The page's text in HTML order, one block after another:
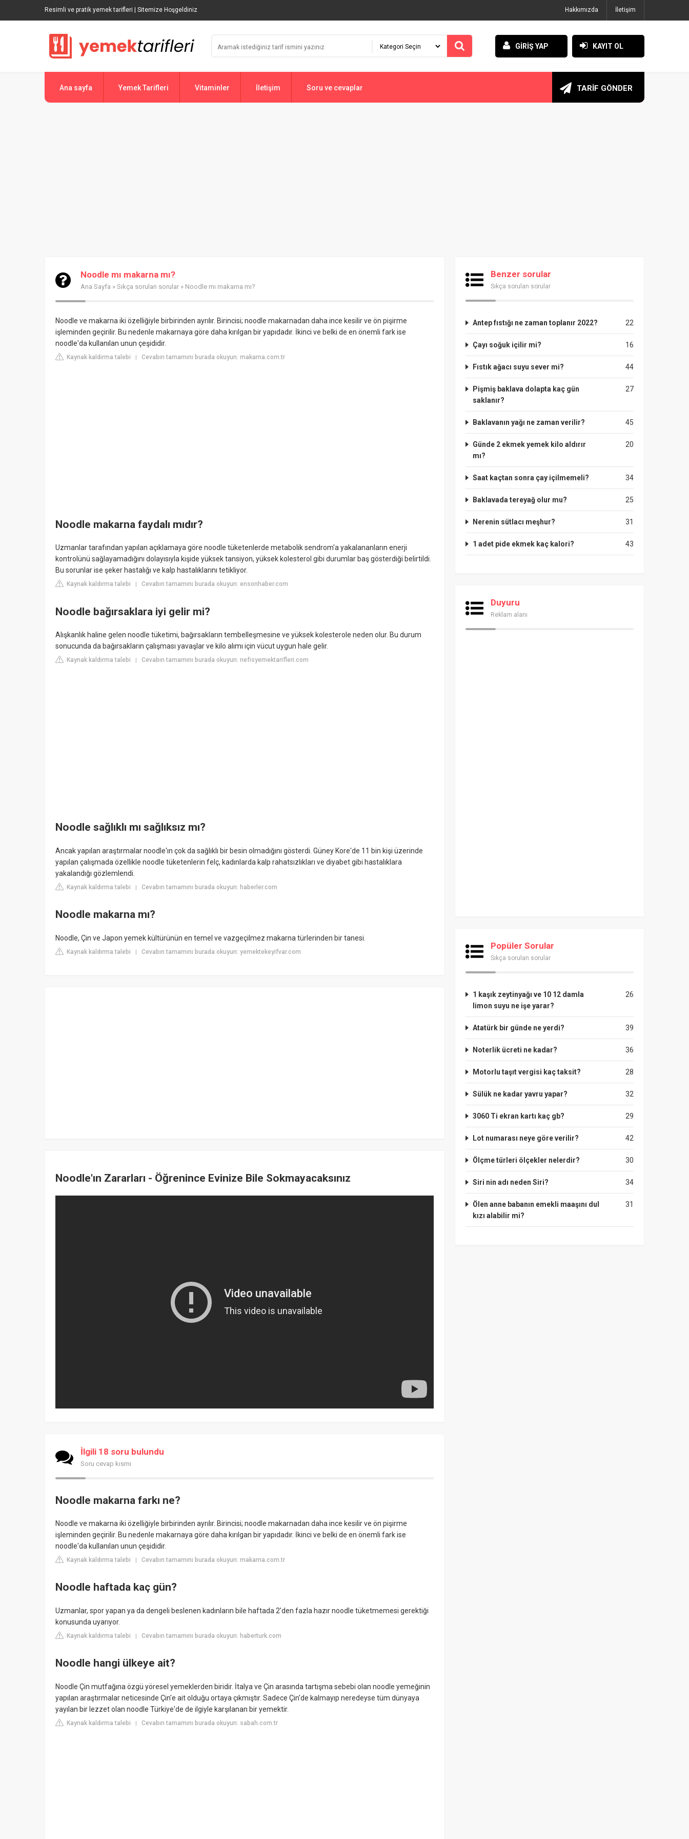
Resimli ve pratik yemek tarifleri | Sitemize Hoşgeldiniz Hakkımızda İletişim
GİRİŞ YAP KAYIT OL
Ana sayfa Yemek Tarifleri Vitaminler İletişim Soru ve cevaplar TARİF GÖNDER
Noodle mı makarna mı?
Ana Sayfa » Sıkça sorulan sorular » Noodle mı makarna mı?
Noodle ve makarna iki özelliğiyle birbirinden ayrılır. Birincisi; noodle makarnadan daha ince kesilir ve ön pişirme
işleminden geçirilir. Bu nedenle makarnaya göre daha kırılgan bir yapıdadır. İkinci ve belki de en önemli fark ise
noodle'da kullanılan unun çeşididir.
Kaynak kaldırma talebi | Cevabın tamamını burada okuyun: makarna.com.tr
Noodle makarna faydalı mıdır?
Uzmanlar tarafından yapılan açıklamaya göre noodle tüketenlerde metabolik sendrom'a yakalananların enerji
kontrolünü sağlayamadığını dolayısıyla kişide yüksek tansiyon, yüksek kolesterol gibi durumlar baş gösterdiği belirtildi.
Bu sorunlar ise şeker hastalığı ve kalp hastalıklarını tetikliyor.
Kaynak kaldırma talebi Cevabın tamamını burada okuyun: ensonhaber.com
Noodle bağırsaklara iyi gelir mi?
Alışkanlık haline gelen noodle tüketimi, bağırsakların tembelleşmesine ve yüksek kolesterole neden olur. Bu durum
sonucunda da bağırsakların çalışması yavaşlar ve kilo alımı için vücut uygun hale gelir.
Kaynak kaldırma talebi Cevabın tamamını burada okuyun: nefisyemektarifleri.com
Noodle sağlıklı mı sağlıksız mı?
Ancak yapılan araştırmalar noodle'ın çok da sağlıklı bir besin olmadığını gösterdi. Güney Kore'de 11 bin kişi üzerinde
yapılan çalışmada özellikle noodle tüketenlerin felç, kadınlarda kalp rahatsızlıkları ve diyabet gibi hastalıklara
yakalandığı gözlemlendi.
Kaynak kaldırma talebi | Cevabın tamamını burada okuyun: haberler.com
Noodle makarna mı?
Noodle, Çin ve Japon yemek kültürünün en temel ve vazgeçilmez makarna türlerinden bir tanesi.
Kaynak kaldırma talebi | Cevabın tamamını burada okuyun: yemektekeyifvar.com
Noodle'ın Zararları - Öğrenince Evinize Bile Sokmayacaksınız
İlgili 18 soru bulundu
Soru cevap kısmı
Noodle makarna farkı ne?
Noodle ve makarna iki özelliğiyle birbirinden ayrılır. Birincisi; noodle makarnadan daha ince kesilir ve ön pişirme
işleminden geçirilir. Bu nedenle makarnaya göre daha kırılgan bir yapıdadır. İkinci ve belki de en önemli fark ise
noodle'da kullanılan unun çeşididir.
Kaynak kaldırma talebi | Cevabın tamamını burada okuyun: makarna.com.tr
Noodle haftada kaç gün?
Uzmanlar, spor yapan ya da dengeli beslenen kadınların bile haftada 2'den fazla hazır noodle tüketmemesi gerektiği
konusunda uyarıyor.
Kaynak kaldırma talebi | Cevabın tamamını burada okuyun: haberturk.com
Noodle hangi ülkeye ait?
Noodle Çin mutfağına özgü yöresel yemeklerden biridir. İtalya ve Çin arasında tartışma sebebi olan noodle yemeğinin
yapılan araştırmalar neticesinde Çin'e ait olduğu ortaya çıkmıştır. Sadece Çin'de kalmayıp neredeyse tüm dünyaya
yayılan bir lezzet olan noodle Türkiye'de de ilgiyle karşılanan bir yemektir.
Kaynak kaldırma talebi | Cevabın tamamını burada okuyun: sabah.com.tr
Benzer sorular
Sıkça sorulan sorular
22
Antep fıstığı ne zaman toplanır 2022?
16
Çayı soğuk içilir mi?
44
Fıstık ağacı suyu sever mi?
27
Pişmiş baklava dolapta kaç gün
saklanır?
45
Baklavanın yağı ne zaman verilir?
20
Günde 2 ekmek yemek kilo aldırır
mı?
34
Saat kaçtan sonra çay içilmemeli?
25
Baklavada tereyağ olur mu?
31
Nerenin sütlacı meşhur?
43
1 adet pide ekmek kaç kalori?
Duyuru
Reklam alanı
Popüler Sorular
Sıkça sorulan sorular
26
1 kaşık zeytinyağı ve 10 12 damla
limon suyu ne işe yarar?
39
Atatürk bir günde ne yerdi?
36
Noterlik ücreti ne kadar?
28
Motorlu taşıt vergisi kaç taksit?
32
Sülük ne kadar yavru yapar?
29
3060 Ti ekran kartı kaç gb?
42
Lot numarası neye göre verilir?
30
Ölçme türleri ölçekler nelerdir?
34
Siri nin adı neden Siri?
31
Ölen anne babanın emekli maaşını dul
kızı alabilir mi?